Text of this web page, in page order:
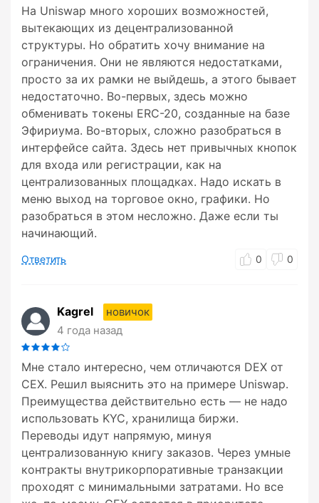
На Uniswap много хороших возможностей,
вытекающих из децентрализованной
структуры. Но обратить хочу внимание на
ограничения. Они не являются недостатками,
просто за их рамки не выйдешь, а этого бывает
недостаточно. Во-первых, здесь можно
обменивать токены ERC-20, созданные на базе
Эфириума. Во-вторых, сложно разобраться в
интерфейсе сайта. Здесь нет привычных кнопок
для входа или регистрации, как на
централизованных площадках. Надо искать в
меню выход на торговое окно, графики. Но
разобраться в этом несложно. Даже если ты
начинающий.
Ответить 0 0
Kagrel
новичок
4 года назад
Мне стало интересно, чем отличаются DEX от
CEX. Решил выяснить это на примере Uniswap.
Преимущества действительно есть — не надо
использовать KYC, хранилища биржи.
Переводы идут напрямую, минуя
централизованную книгу заказов. Через умные
контракты внутрикорпоративные транзакции
проходят с минимальными затратами. Но все